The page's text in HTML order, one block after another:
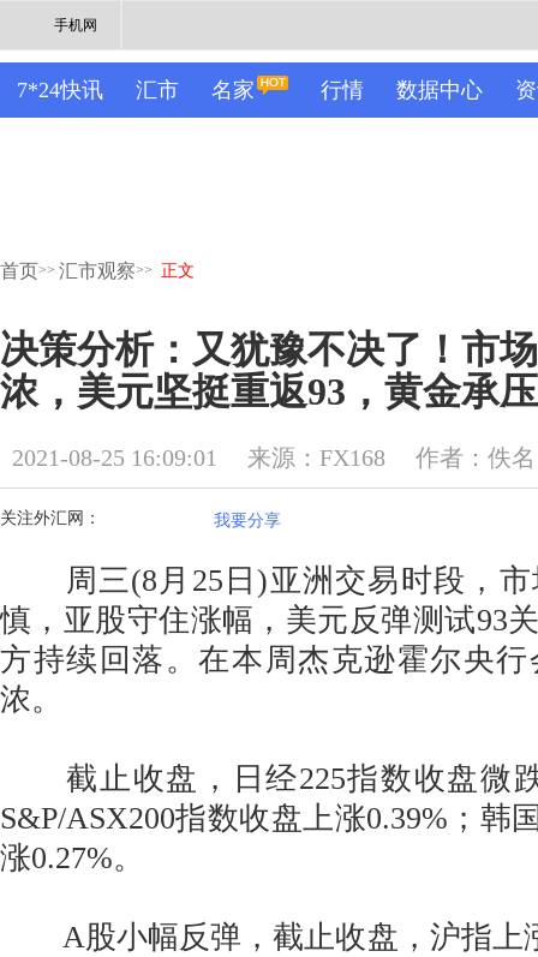
手机网
7*24快讯 汇市 名家 行情 数据中心
首页>> 汇市观察>> 正文
决策分析：又犹豫不决了！市
浓，美元坚挺重返93，黄金承
2021-08-25 16:09:01 来源：FX168 作者：佚名
关注外汇网： 我要分享
周三(8月25日)亚洲交易时段，市
慎，亚股守住涨幅，美元反弹测试93
方持续回落。在本周杰克逊霍尔央
浓。
截止收盘，日经225指数收盘微跌
S&P/ASX200指数收盘上涨0.39%；韩
涨0.27%。
A股小幅反弹，截止收盘，沪指上